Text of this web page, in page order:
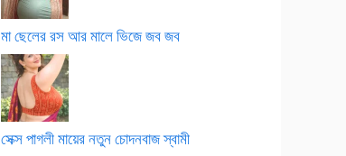
মা ছেলের রস আর মালে ভিজে জব জব
সেক্স পাগলী মায়ের নতুন চোদনবাজ স্বামী